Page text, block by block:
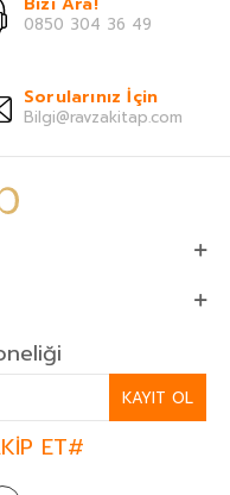
0850 304 36 49
Sorularınız İçin
Bilgi@ravzakitap.com
KAYIT OL
ET#